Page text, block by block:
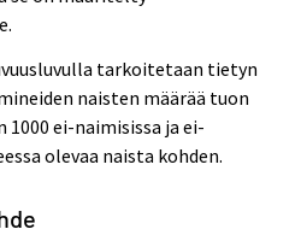
tarkoitetaan tietyn
naisten määrää tuon
1000 ei-naimisissa ja ei-
olevaa naista kohden.